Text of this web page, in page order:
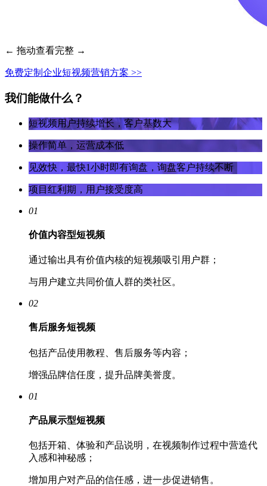
← 拖动查看完整 →
免费定制企业短视频营销方案 >>
我们能做什么？
短视频用户持续增长，客户基数大
操作简单，运营成本低
见效快，最快1小时即有询盘，询盘客户持续不断
项目红利期，用户接受度高
01
价值内容型短视频
通过输出具有价值内核的短视频吸引用户群；
与用户建立共同价值人群的类社区。
02
售后服务短视频
包括产品使用教程、售后服务等内容；
增强品牌信任度，提升品牌美誉度。
01
产品展示型短视频
包括开箱、体验和产品说明，在视频制作过程中营造代
入感和神秘感；
增加用户对产品的信任感，进一步促进销售。